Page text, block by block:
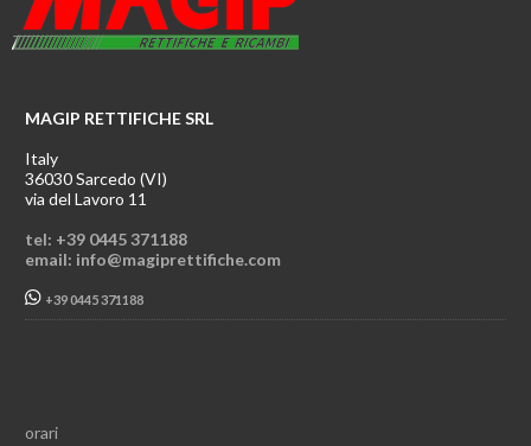
MAGIP RETTIFICHE SRL
Italy
36030 Sarcedo (VI)
via del Lavoro 11
tel: +39 0445 371188
email: info@magiprettifiche.com
+39 0445 371188
orari